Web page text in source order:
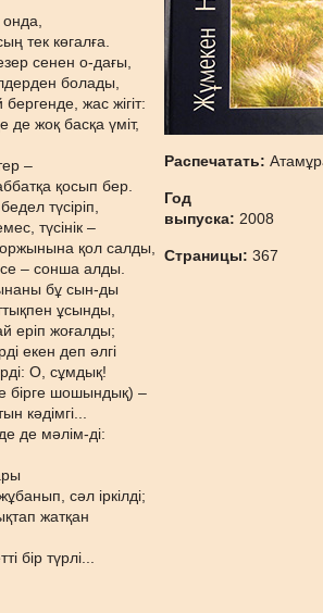
тек көгалға.
сенен о-дағы,
болады,
жас жігіт:
жоқ басқа үміт,
–
қосып бер.
түсіріп,
түсінік –
қол салды,
– сонша алды.
бұ сын-ды
ұсынды,
еріп жоғалды;
екен деп әлгі
О, сұмдық!
бірге шошындық) –
кәдімгі...
де мәлім-ді:
сәл іркілді;
жатқан
бір түрлі...
Распечатать:
Год
выпуска: 2008
Страницы:367